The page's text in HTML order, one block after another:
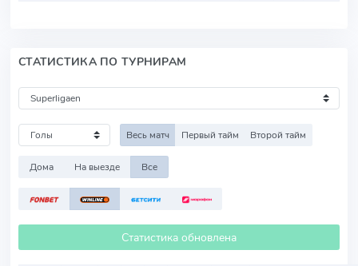
СТАТИСТИКА ПО ТУРНИРАМ
Весь матч Первый тайм Второй тайм
Дома На выезде Все
Статистика обновлена